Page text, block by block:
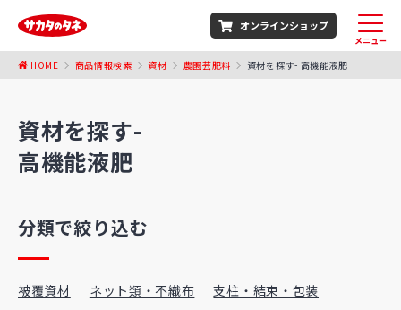
オンラインショップ
メニュー
HOME 商品情報検索 資材 農園芸肥料 資材を探す- 高機能液肥
資材を探す-
高機能液肥
分類で絞り込む
被覆資材 ネット類・不織布
支柱・結束・包装